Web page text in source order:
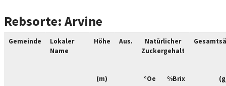
Rebsorte: Arvine
Gemeinde
Lokaler
Name
Höhe Aus.
Natürlicher
Zuckergehalt
(m) °Oe %Brix